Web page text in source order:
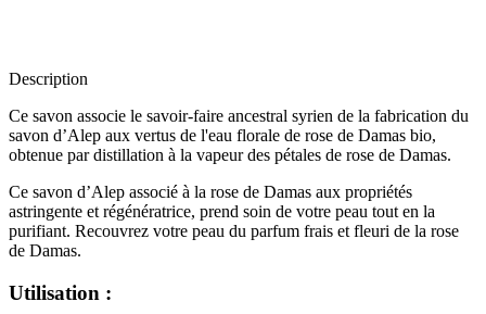
Description
Ce savon associe le savoir-faire ancestral syrien de la fabrication du
savon d’Alep aux vertus de l'eau florale de rose de Damas bio,
obtenue par distillation à la vapeur des pétales de rose de Damas.
Ce savon d’Alep associé à la rose de Damas aux propriétés
astringente et régénératrice, prend soin de votre peau tout en la
purifiant. Recouvrez votre peau du parfum frais et fleuri de la rose
de Damas.
Utilisation :